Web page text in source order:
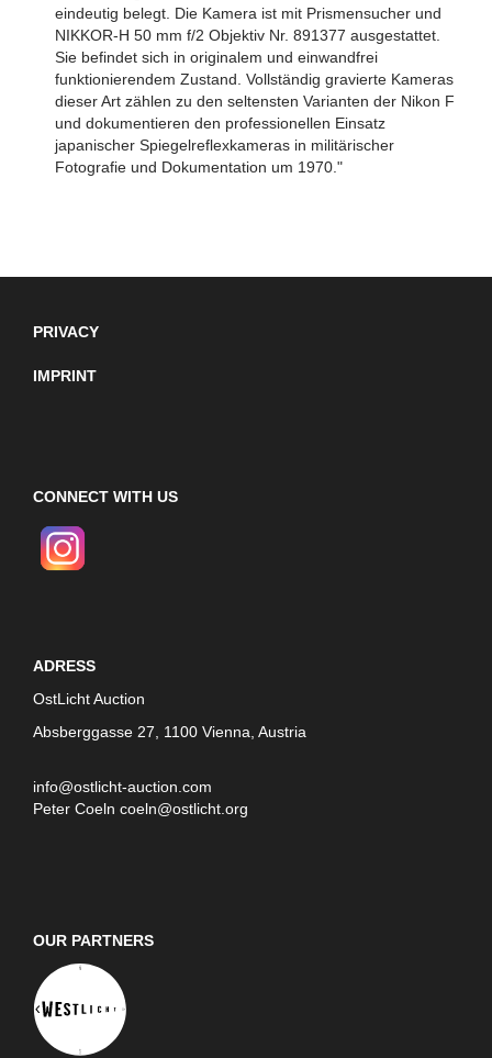
eindeutig belegt. Die Kamera ist mit Prismensucher und
NIKKOR-H 50 mm f/2 Objektiv Nr. 891377 ausgestattet.
Sie befindet sich in originalem und einwandfrei
funktionierendem Zustand. Vollständig gravierte Kameras
dieser Art zählen zu den seltensten Varianten der Nikon F
und dokumentieren den professionellen Einsatz
japanischer Spiegelreflexkameras in militärischer
Fotografie und Dokumentation um 1970."
PRIVACY
IMPRINT
CONNECT WITH US
ADRESS
OstLicht Auction
Absberggasse 27, 1100 Vienna, Austria
info@ostlicht-auction.com
Peter Coeln coeln@ostlicht.org
OUR PARTNERS